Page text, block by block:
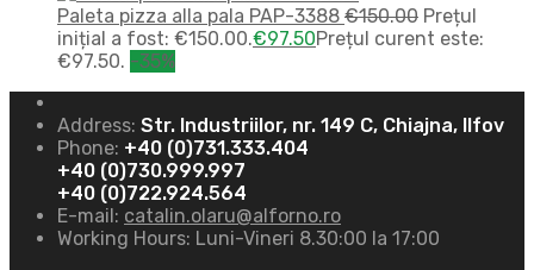
Paleta pizza alla pala PAP-3388 €150.00 Prețul
inițial a fost: €150.00.€97.50Prețul curent este:
€97.50. -35%
Address: Str. Industriilor, nr. 149 C, Chiajna, Ilfov
Phone: +40 (0)731.333.404
+40 (0)730.999.997
+40 (0)722.924.564
E-mail: catalin.olaru@alforno.ro
Working Hours: Luni-Vineri 8.30:00 la 17:00